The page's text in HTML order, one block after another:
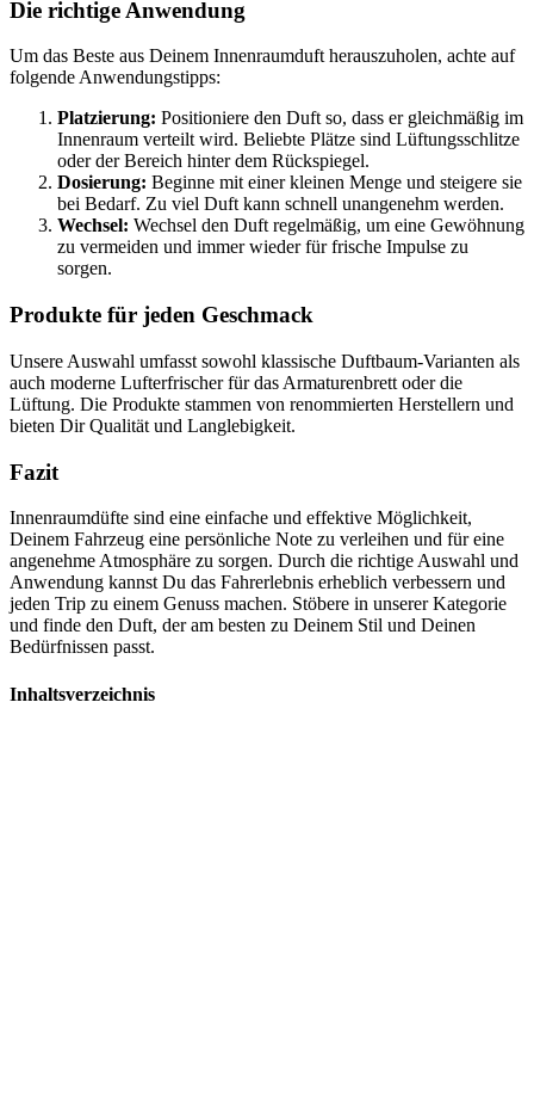
Die richtige Anwendung
Um das Beste aus Deinem Innenraumduft herauszuholen, achte auf
folgende Anwendungstipps:
Platzierung: Positioniere den Duft so, dass er gleichmäßig im
Innenraum verteilt wird. Beliebte Plätze sind Lüftungsschlitze
oder der Bereich hinter dem Rückspiegel.
Dosierung: Beginne mit einer kleinen Menge und steigere sie
bei Bedarf. Zu viel Duft kann schnell unangenehm werden.
Wechsel: Wechsel den Duft regelmäßig, um eine Gewöhnung
zu vermeiden und immer wieder für frische Impulse zu
sorgen.
Produkte für jeden Geschmack
Unsere Auswahl umfasst sowohl klassische Duftbaum-Varianten als
auch moderne Lufterfrischer für das Armaturenbrett oder die
Lüftung. Die Produkte stammen von renommierten Herstellern und
bieten Dir Qualität und Langlebigkeit.
Fazit
Innenraumdüfte sind eine einfache und effektive Möglichkeit,
Deinem Fahrzeug eine persönliche Note zu verleihen und für eine
angenehme Atmosphäre zu sorgen. Durch die richtige Auswahl und
Anwendung kannst Du das Fahrerlebnis erheblich verbessern und
jeden Trip zu einem Genuss machen. Stöbere in unserer Kategorie
und finde den Duft, der am besten zu Deinem Stil und Deinen
Bedürfnissen passt.
Inhaltsverzeichnis